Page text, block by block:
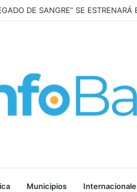
DE SANGRE” SE ESTRENARÁ
Municipios